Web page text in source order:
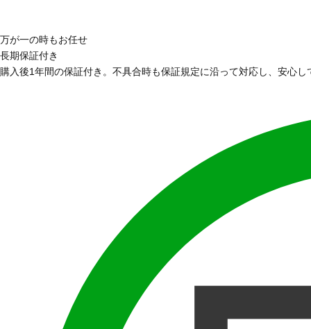
万が一の時もお任せ
長期保証付き
購入後1年間の保証付き。不具合時も保証規定に沿って対応し、安心